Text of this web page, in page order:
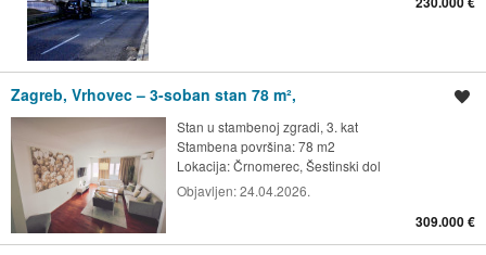
Zagreb, Vrhovec – 3-soban stan 78 m²,
Stan u stambenoj zgradi, 3. kat
Stambena površina: 78 m2
Lokacija:Črnomerec, Šestinski dol
Objavljen:24.04.2026.
309.000 €